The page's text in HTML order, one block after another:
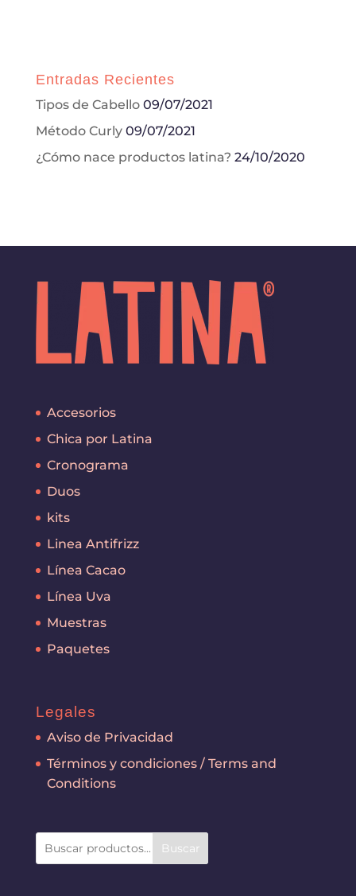
Entradas Recientes
Tipos de Cabello 09/07/2021
Método Curly 09/07/2021
¿Cómo nace productos latina? 24/10/2020
Accesorios
Chica por Latina
Cronograma
Duos
kits
Linea Antifrizz
Línea Cacao
Línea Uva
Muestras
Paquetes
Legales
Aviso de Privacidad
Términos y condiciones / Terms and
Conditions
Buscar